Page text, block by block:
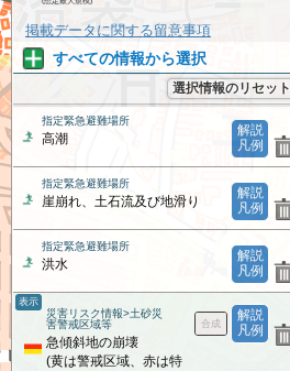
掲載データに関する留意事項
すべての情報から選択
選択情報のリセット
解説
凡例
指定緊急避難場所
高潮
解説
凡例
指定緊急避難場所
崖崩れ、土石流及び地滑り
解説
凡例
指定緊急避難場所
洪水
解説
凡例
表示
災害リスク情報>土砂災
害警戒区域等
急傾斜地の崩壊
(黄は警戒区域、赤は特